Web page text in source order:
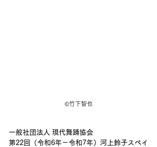
©竹下智也
一般社団法人 現代舞踊協会
第22回（令和6年－令和7年）河上鈴子スペイ